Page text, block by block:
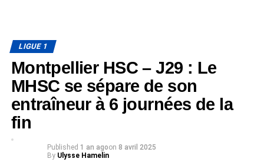
LIGUE 1
Montpellier HSC – J29 : Le
MHSC se sépare de son
entraîneur à 6 journées de la
fin
Published 1 an agoon 8 avril 2025
By Ulysse Hamelin